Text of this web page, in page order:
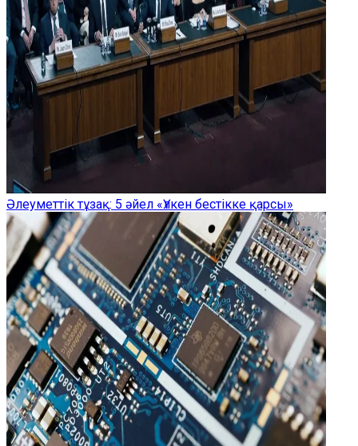
Әлеуметтік тұзақ: 5 әйел «Үлкен бестікке қарсы»